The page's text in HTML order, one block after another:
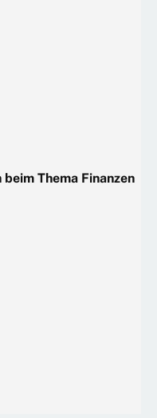
Thema Finanzen